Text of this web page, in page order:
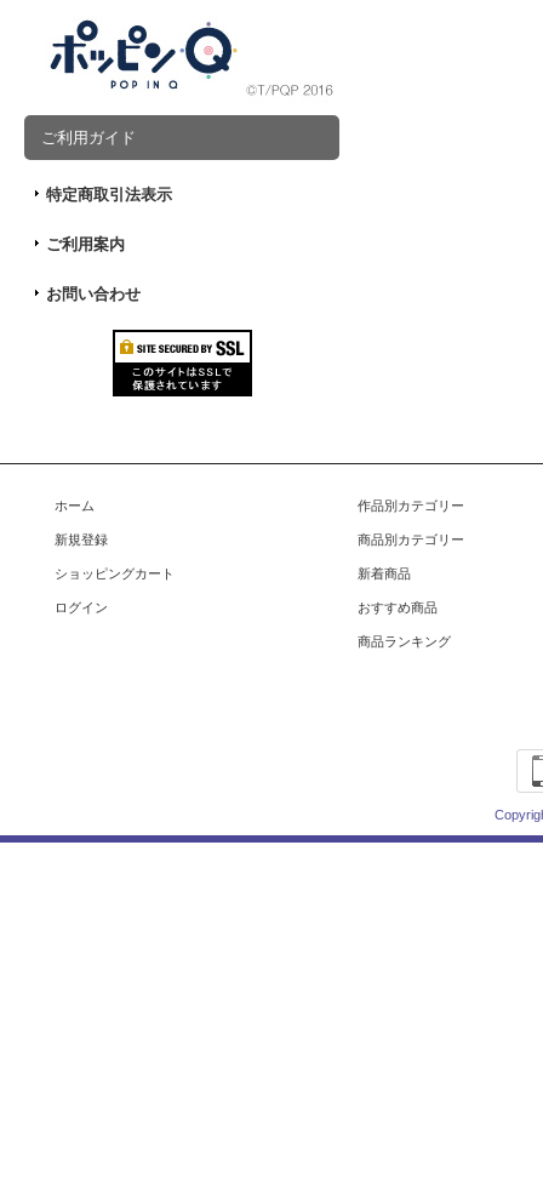
ご利用ガイド
特定商取引法表示
ご利用案内
お問い合わせ
ホーム
新規登録
ショッピングカート
ログイン
作品別カテゴリー
商品別カテゴリー
新着商品
おすすめ商品
商品ランキング